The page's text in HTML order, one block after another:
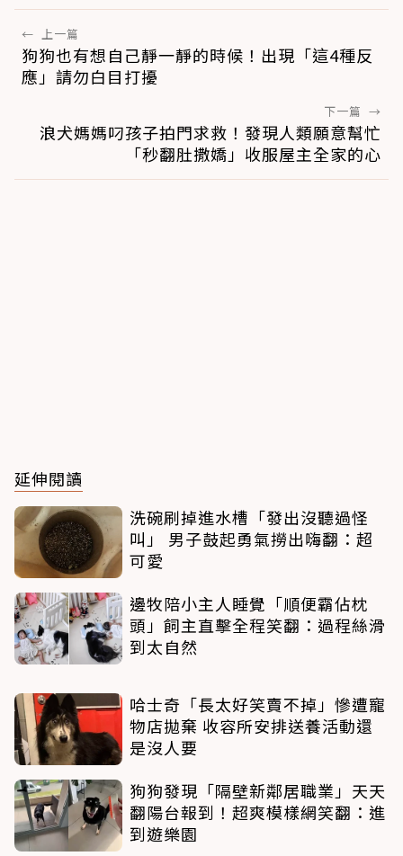
← 上一篇
狗狗也有想自己靜一靜的時候！出現「這4種反
應」請勿白目打擾
下一篇 →
浪犬媽媽叼孩子拍門求救！發現人類願意幫忙
「秒翻肚撒嬌」收服屋主全家的心
延伸閱讀
洗碗刷掉進水槽「發出沒聽過怪
叫」 男子鼓起勇氣撈出嗨翻：超
可愛
邊牧陪小主人睡覺「順便霸佔枕
頭」飼主直擊全程笑翻：過程絲滑
到太自然
哈士奇「長太好笑賣不掉」慘遭寵
物店拋棄 收容所安排送養活動還
是沒人要
狗狗發現「隔壁新鄰居職業」天天
翻陽台報到！超爽模樣網笑翻：進
到遊樂園